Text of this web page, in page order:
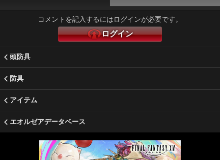
コメントを記入するにはログインが必要です。
ログイン
頭防具
防具
アイテム
エオルゼアデータベース